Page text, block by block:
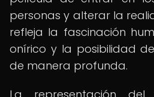
personas y alterar la
refleja la fascinación
onírico y la posibilidad
de manera profunda.